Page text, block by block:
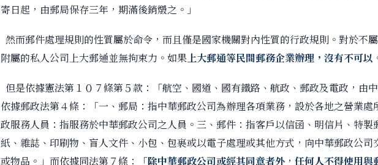
寄日起，由郵局保存三年，期滿後銷燬之。」
然而郵件處理規則的性質屬於命令，而且僅是國家機關對內性質的行政規則。對於不
附屬的私人公司上大郵通並無拘束力。如果 上大郵通等民間郵務企業辦理，沒有不可以
但是依據憲法第１０７條第５款：「航空、國道、國有鐵路、航政、郵政及電政，由中
依據郵政法第４條：「一、郵局：指中華郵政公司為辦理各項業務，設於各地之營業處
政服務人員：指服務於中華郵政公司之人員。三、郵件：指客戶以信函、明信片、特製
紙、雜誌、印刷物、盲人文件、小包、包裹或以電子處理或其他方式，向中華郵政公司
或物品。」而依據同法第７條：「除中華郵政公司或經其同意者外 ， 任何人不得使用與